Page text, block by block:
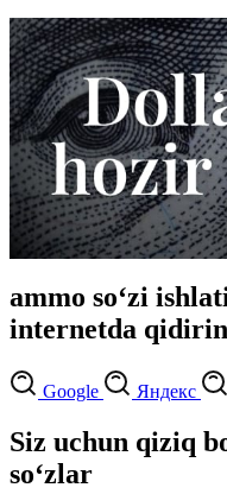
ammo so‘zi
internetda
Google Яндекс
Siz uchun qiziq
so‘zlar